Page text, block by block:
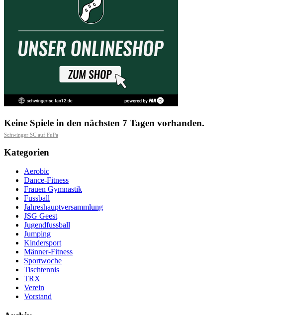
Keine Spiele in den nächsten 7 Tagen vorhanden.
Schwinger SC auf FuPa
Kategorien
Aerobic
Dance-Fitness
Frauen Gymnastik
Fussball
Jahreshauptversammlung
JSG Geest
Jugendfussball
Jumping
Kindersport
Männer-Fitness
Sportwoche
Tischtennis
TRX
Verein
Vorstand